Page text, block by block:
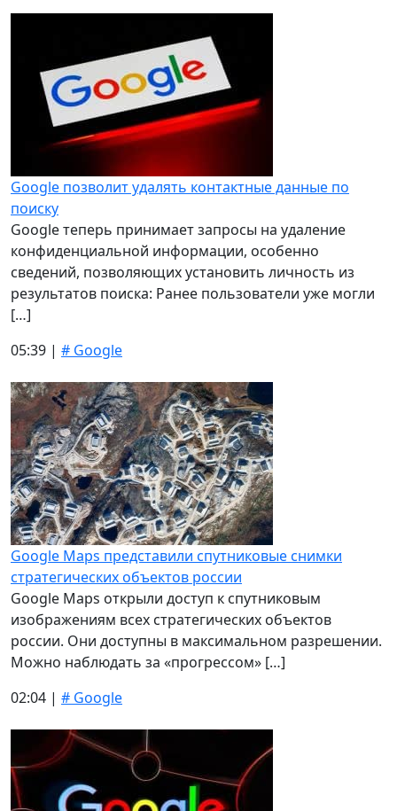
Google позволит удалять контактные данные по
поиску
Google теперь принимает запросы на удаление
конфиденциальной информации, особенно
сведений, позволяющих установить личность из
результатов поиска: Ранее пользователи уже могли
[…]
05:39 | # Google
Google Maps представили спутниковые снимки
стратегических объектов россии
Google Maps открыли доступ к спутниковым
изображениям всех стратегических объектов
россии. Они доступны в максимальном разрешении.
Можно наблюдать за «прогрессом» […]
02:04 | # Google